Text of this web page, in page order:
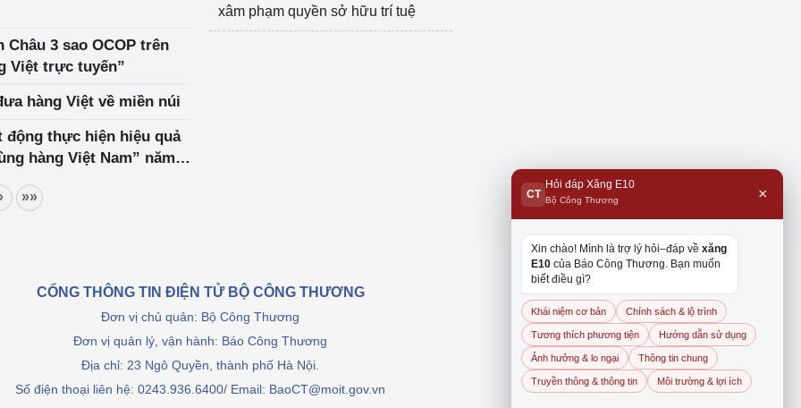
3 sao OCOP trên
Việt trực tuyến”
hàng Việt về miền núi
động thực hiện hiệu quả
hàng Việt Nam” năm
»»
xâm phạm quyền sở hữu trí tuệ
CỔNG THÔNG TIN ĐIỆN TỬ BỘ CÔNG THƯƠNG
Đơn vị chủ quản: Bộ Công Thương
Đơn vị quản lý, vận hành: Báo Công Thương
Địa chỉ: 23 Ngô Quyền, thành phố Hà Nội.
Số điện thoại liên hệ: 0243.936.6400/ Email: BaoCT@moit.gov.vn
CT
Hỏi đáp Xăng E10
Bộ Công Thương ×
Xin chào! Mình là trợ lý hỏi–đáp về xăng
E10 của Báo Công Thương. Bạn muốn
biết điều gì?
Khái niệm cơ bản Chính sách & lộ trình
Tương thích phương tiện Hướng dẫn sử dụng
Ảnh hưởng & lo ngại Thông tin chung
Truyền thông & thông tin Môi trường & lợi ích